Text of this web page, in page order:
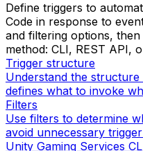
Define triggers to
Code in response to
and filtering options,
method: CLI, REST API,
Trigger structure
Understand the
defines what to invoke
Filters
Use filters to determine
avoid unnecessary
Unity Gaming Services